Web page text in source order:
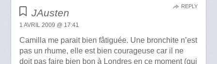
JAusten
1 AVRIL 2009 @ 17:41
Camilla me parait bien fâtiguée. Une bronchite n’est
pas un rhume, elle est bien courageuse car il ne
doit pas faire bien bon à Londres en ce moment (qui
REPLY